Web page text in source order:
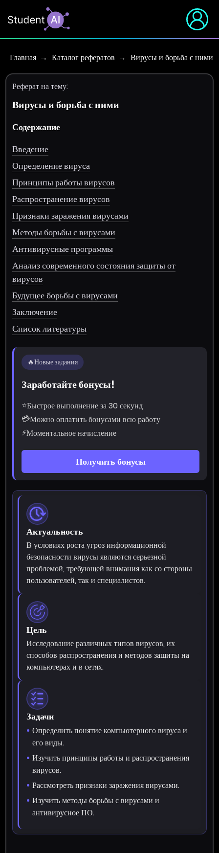
Главная Каталог рефератов Вирусы и борьба с ними
Реферат на тему:
Вирусы и борьба с ними
Содержание
Введение
Определение вируса
Принципы работы вирусов
Распространение вирусов
Признаки заражения вирусами
Методы борьбы с вирусами
Антивирусные программы
Анализ современного состояния защиты от
вирусов
Будущее борьбы с вирусами
Заключение
Список литературы
🔥Новые задания
Заработайте бонусы!
⭐Быстрое выполнение за 30 секунд
💳Можно оплатить бонусами всю работу
⚡Моментальное начисление
Получить бонусы
Актуальность
В условиях роста угроз информационной
безопасности вирусы являются серьезной
проблемой, требующей внимания как со стороны
пользователей, так и специалистов.
Цель
Исследование различных типов вирусов, их
способов распространения и методов защиты на
компьютерах и в сетях.
Задачи
Определить понятие компьютерного вируса и
его виды.
Изучить принципы работы и распространения
вирусов.
Рассмотреть признаки заражения вирусами.
Изучить методы борьбы с вирусами и
антивирусное ПО.